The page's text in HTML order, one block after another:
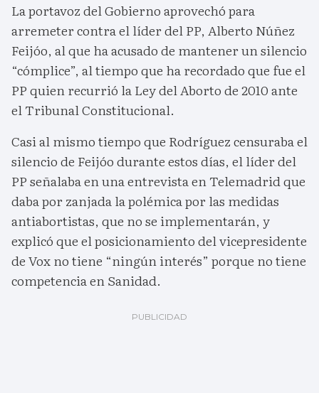
La portavoz del Gobierno aprovechó para
arremeter contra el líder del PP, Alberto Núñez
Feijóo, al que ha acusado de mantener un silencio
“cómplice”, al tiempo que ha recordado que fue el
PP quien recurrió la Ley del Aborto de 2010 ante
el Tribunal Constitucional.
Casi al mismo tiempo que Rodríguez censuraba el
silencio de Feijóo durante estos días, el líder del
PP señalaba en una entrevista en Telemadrid que
daba por zanjada la polémica por las medidas
antiabortistas, que no se implementarán, y
explicó que el posicionamiento del vicepresidente
de Vox no tiene “ningún interés” porque no tiene
competencia en Sanidad.